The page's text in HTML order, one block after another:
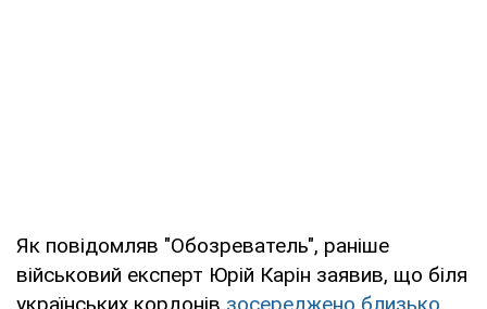
Як повідомляв "Обозреватель", раніше
військовий експерт Юрій Карін заявив, що біля
українських кордонів зосереджено близько